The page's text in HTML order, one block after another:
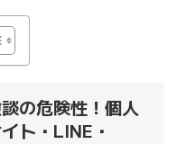
の危険性！個人
ト・LINE・